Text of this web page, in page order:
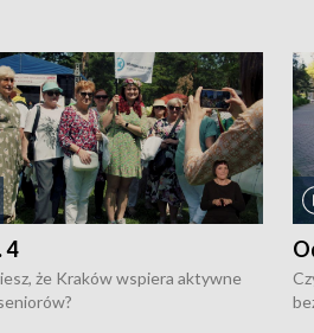
4
że Kraków wspiera aktywne